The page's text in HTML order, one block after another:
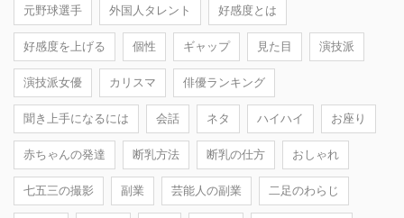
元野球選手 外国人タレント 好感度とは
好感度を上げる 個性 ギャップ 見た目 演技派
演技派女優 カリスマ 俳優ランキング
聞き上手になるには 会話 ネタ ハイハイ お座り
赤ちゃんの発達 断乳方法 断乳の仕方 おしゃれ
七五三の撮影 副業 芸能人の副業 二足のわらじ